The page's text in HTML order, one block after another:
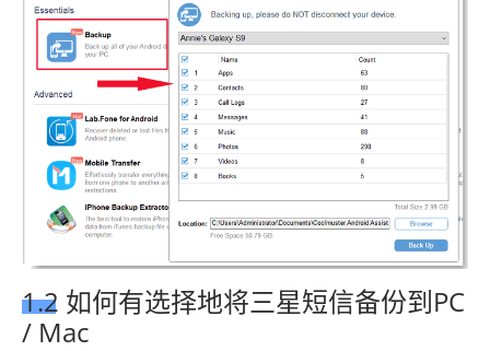
1.2 如何有选择地将三星短信备份到PC
/ Mac